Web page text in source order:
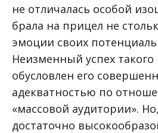
не отличалась особой
брала на прицел не
эмоции своих
Неизменный успех такого
обусловлен его
адекватностью по
«массовой аудитории».
достаточно